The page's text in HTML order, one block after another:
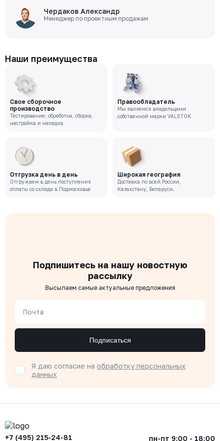
Чердаков Александр
Менеджер по проектным продажам
Наши преимущества
Свое сборочное
производство
Тестирование, обработка, сборка,
настройка и наладка
Правообладатель
Мы являемся владельцами
собственной марки VALSTOK
Отгрузка день в день
Отгружаем в день поступления
оплаты со склада в Подмосковье
Широкая география
Доставка по всей России,
Казахстану, Беларуси.
Подпишитесь на нашу новостную
рассылку
Высылаем самые актуальные предложения
Почта
Подписаться
Я даю согласие на обработку персональных
данных
+7 (495) 215-24-81 пн-пт 9:00 - 18:00